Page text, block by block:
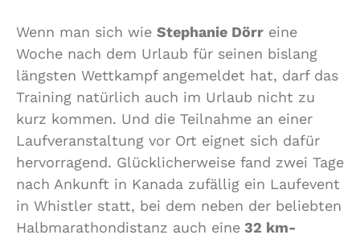
Wenn man sich wie Stephanie Dörr eine
Woche nach dem Urlaub für seinen bislang
längsten Wettkampf angemeldet hat, darf das
Training natürlich auch im Urlaub nicht zu
kurz kommen. Und die Teilnahme an einer
Laufveranstaltung vor Ort eignet sich dafür
hervorragend. Glücklicherweise fand zwei Tage
nach Ankunft in Kanada zufällig ein Laufevent
in Whistler statt, bei dem neben der beliebten
Halbmarathondistanz auch eine 32 km-